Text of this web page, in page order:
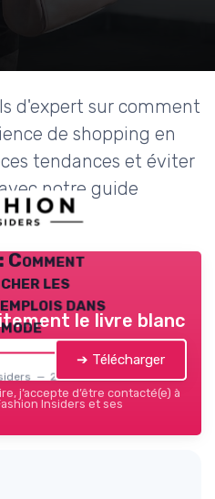
d'expert sur comment
de shopping en
tendances et éviter
notre guide
Comment
les
dans
— 2026
le livre blanc
➔ Télécharger
j’accepte d’être contacté(e) à
Insiders et ses